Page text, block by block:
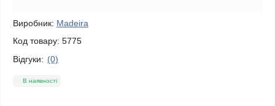
Виробник: Madeira
Код товару: 5775
Відгуки: (0)
В наявності